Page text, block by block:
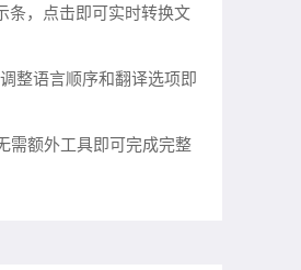
条，点击即可实时转换文
整语言顺序和翻译选项即
需额外工具即可完成完整